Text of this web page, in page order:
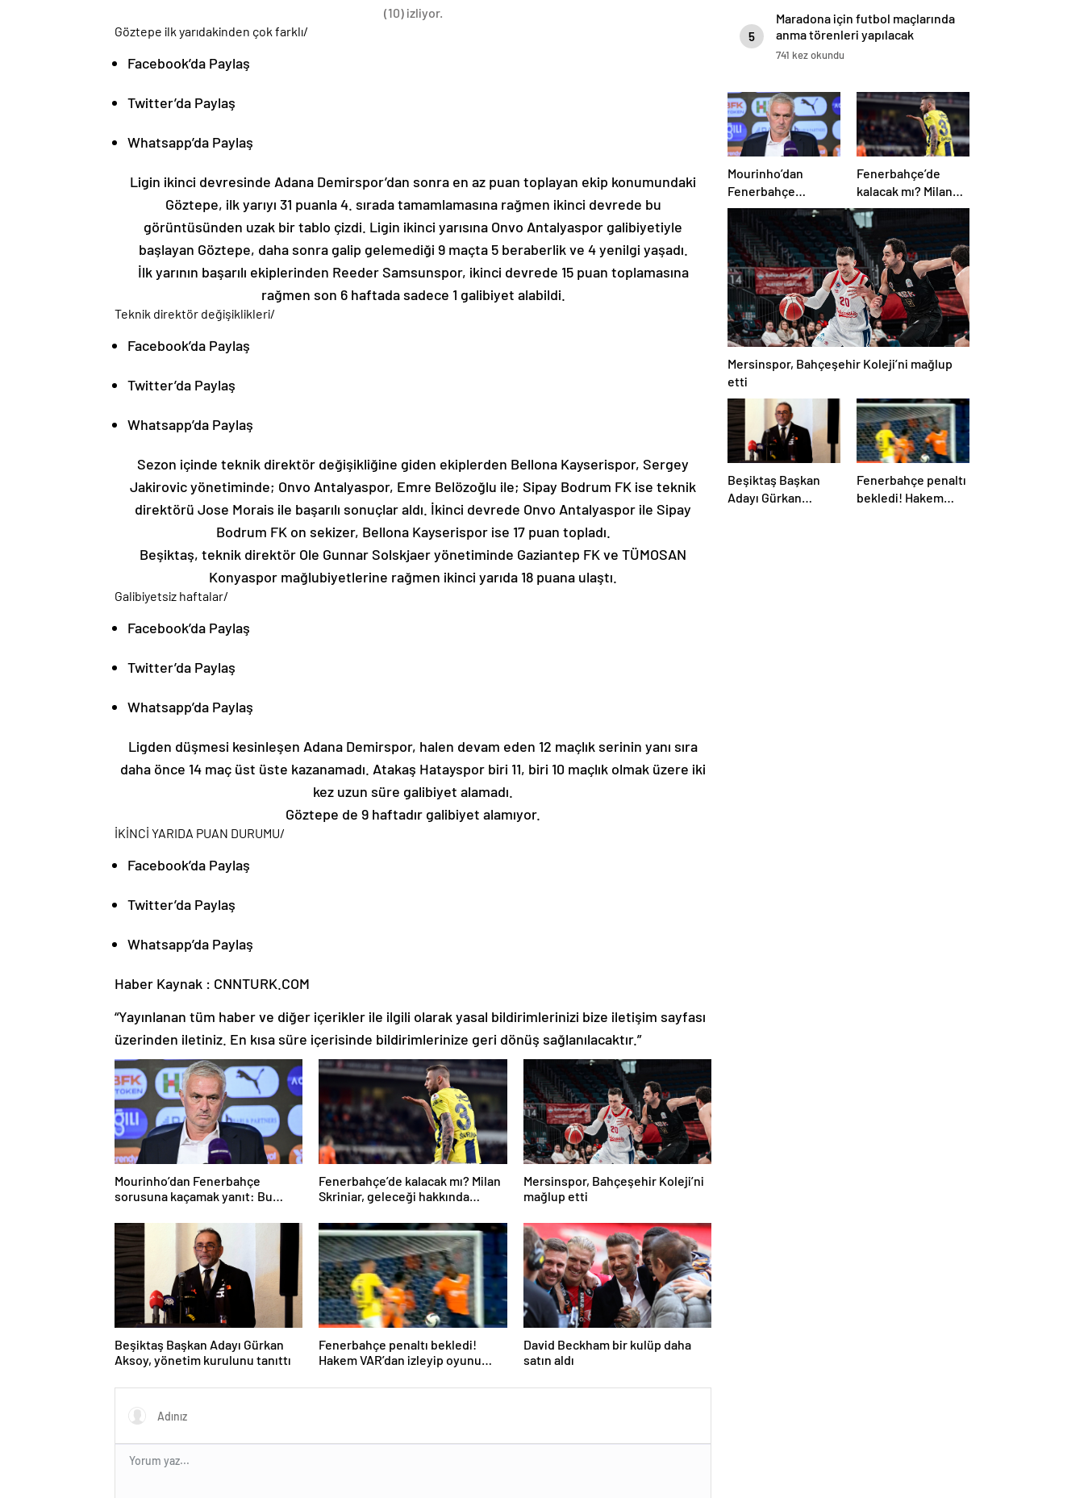
(10) izliyor.
Göztepe ilk yarıdakinden çok farklı/
Facebook’da Paylaş
Twitter’da Paylaş
Whatsapp’da Paylaş
Ligin ikinci devresinde Adana Demirspor’dan sonra en az puan toplayan ekip konumundaki
Göztepe, ilk yarıyı 31 puanla 4. sırada tamamlamasına rağmen ikinci devrede bu
görüntüsünden uzak bir tablo çizdi. Ligin ikinci yarısına Onvo Antalyaspor galibiyetiyle
başlayan Göztepe, daha sonra galip gelemediği 9 maçta 5 beraberlik ve 4 yenilgi yaşadı.
İlk yarının başarılı ekiplerinden Reeder Samsunspor, ikinci devrede 15 puan toplamasına
rağmen son 6 haftada sadece 1 galibiyet alabildi.
Teknik direktör değişiklikleri/
Facebook’da Paylaş
Twitter’da Paylaş
Whatsapp’da Paylaş
Sezon içinde teknik direktör değişikliğine giden ekiplerden Bellona Kayserispor, Sergey
Jakirovic yönetiminde; Onvo Antalyaspor, Emre Belözoğlu ile; Sipay Bodrum FK ise teknik
direktörü Jose Morais ile başarılı sonuçlar aldı. İkinci devrede Onvo Antalyaspor ile Sipay
Bodrum FK on sekizer, Bellona Kayserispor ise 17 puan topladı.
Beşiktaş, teknik direktör Ole Gunnar Solskjaer yönetiminde Gaziantep FK ve TÜMOSAN
Konyaspor mağlubiyetlerine rağmen ikinci yarıda 18 puana ulaştı.
Galibiyetsiz haftalar/
Facebook’da Paylaş
Twitter’da Paylaş
Whatsapp’da Paylaş
Ligden düşmesi kesinleşen Adana Demirspor, halen devam eden 12 maçlık serinin yanı sıra
daha önce 14 maç üst üste kazanamadı. Atakaş Hatayspor biri 11, biri 10 maçlık olmak üzere iki
kez uzun süre galibiyet alamadı.
Göztepe de 9 haftadır galibiyet alamıyor.
İKİNCİ YARIDA PUAN DURUMU/
Facebook’da Paylaş
Twitter’da Paylaş
Whatsapp’da Paylaş
Haber Kaynak : CNNTURK.COM
“Yayınlanan tüm haber ve diğer içerikler ile ilgili olarak yasal bildirimlerinizi bize iletişim sayfası
üzerinden iletiniz. En kısa süre içerisinde bildirimlerinize geri dönüş sağlanılacaktır.”
Mourinho’dan Fenerbahçe
sorusuna kaçamak yanıt: Bu
Fenerbahçe’de kalacak mı? Milan
Skriniar, geleceği hakkında
Mersinspor, Bahçeşehir Koleji’ni
mağlup etti
Beşiktaş Başkan Adayı Gürkan
Aksoy, yönetim kurulunu tanıttı
Fenerbahçe penaltı bekledi!
Hakem VAR’dan izleyip oyunu
David Beckham bir kulüp daha
satın aldı
5
Maradona için futbol maçlarında
anma törenleri yapılacak
741 kez okundu
Mourinho’dan
Fenerbahçe
sorusuna kaçamak
yanıt: Bu soruyu
anlamadım
Fenerbahçe’de
kalacak mı? Milan
Skriniar, geleceği
hakkında konuştu
Mersinspor, Bahçeşehir Koleji’ni mağlup
etti
Beşiktaş Başkan
Adayı Gürkan
Fenerbahçe penaltı
bekledi! Hakem